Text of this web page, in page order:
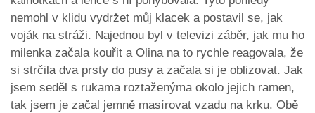
nemohl v klidu vydržet můj klacek a postavil se, jak
voják na stráži. Najednou byl v televizi záběr, jak mu ho
milenka začala kouřit a Olina na to rychle reagovala, že
si strčila dva prsty do pusy a začala si je oblizovat. Jak
jsem seděl s rukama roztaženýma okolo jejich ramen,
tak jsem je začal jemně masírovat vzadu na krku. Obě